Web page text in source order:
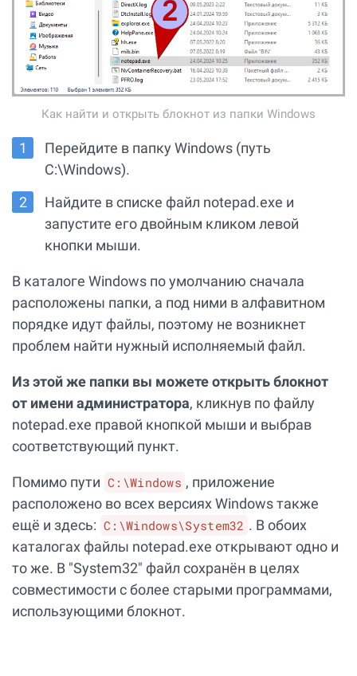
Как найти и открыть блокнот из папки Windows
Перейдите в папку Windows (путь
C:\Windows).
Найдите в списке файл notepad.exe и
запустите его двойным кликом левой
кнопки мыши.
В каталоге Windows по умолчанию сначала
расположены папки, а под ними в алфавитном
порядке идут файлы, поэтому не возникнет
проблем найти нужный исполняемый файл.
Из этой же папки вы можете открыть блокнот
от имени администратора, кликнув по файлу
notepad.exe правой кнопкой мыши и выбрав
соответствующий пункт.
Помимо пути C:\Windows , приложение
расположено во всех версиях Windows также
ещё и здесь: C:\Windows\System32 . В обоих
каталогах файлы notepad.exe открывают одно и
то же. В "System32" файл сохранён в целях
совместимости с более старыми программами,
использующими блокнот.